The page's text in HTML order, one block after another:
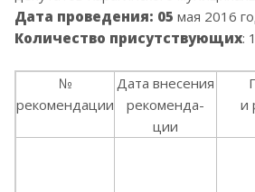
Дата проведения: 05 мая 2016
Количество присутствующих:
№
рекомендации
Дата внесения
рекоменда-
ции
и
Не